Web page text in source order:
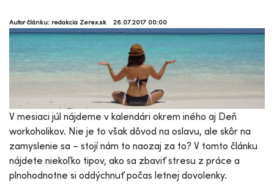
Autor článku: redakcia Zerex.sk 26.07.2017 00:00
V mesiaci júl nájdeme v kalendári okrem iného aj Deň
workoholikov. Nie je to však dôvod na oslavu, ale skôr na
zamyslenie sa – stojí nám to naozaj za to? V tomto článku
nájdete niekoľko tipov, ako sa zbaviť stresu z práce a
plnohodnotne si oddýchnuť počas letnej dovolenky.